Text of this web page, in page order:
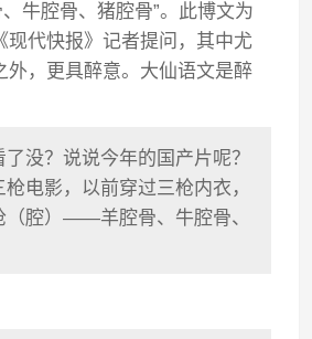
牛腔骨、猪腔骨”。此博文为
现代快报》记者提问，其中尤
外，更具醉意。大仙语文是醉
了没？说说今年的国产片呢？
电影，以前穿过三枪内衣，
（腔）——羊腔骨、牛腔骨、